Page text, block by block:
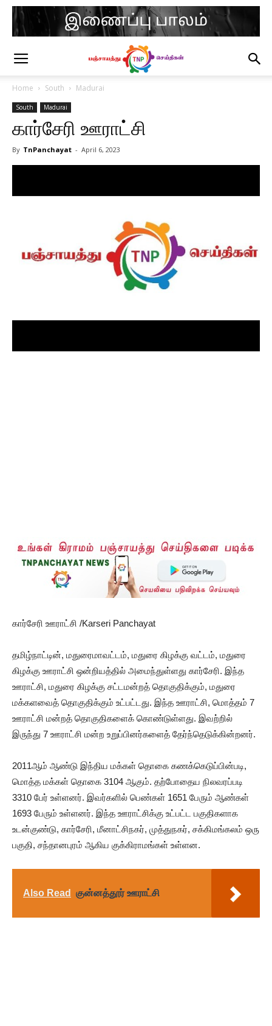
Home South Madurai
South Madurai
கார்சேரி ஊராட்சி
By TnPanchayat - April 6, 2023
கார்சேரி ஊராட்சி /Karseri Panchayat
தமிழ்நாட்டின், மதுரைமாவட்டம், மதுரை கிழக்கு வட்டம், மதுரை
கிழக்கு ஊராட்சி ஒன்றியத்தில் அமைந்துள்ளது கார்சேரி. இந்த
ஊராட்சி, மதுரை கிழக்கு சட்டமன்றத் தொகுதிக்கும், மதுரை
மக்களவைத் தொகுதிக்கும் உட்பட்டது. இந்த ஊராட்சி, மொத்தம் 7
ஊராட்சி மன்றத் தொகுதிகளைக் கொண்டுள்ளது. இவற்றில்
இருந்து 7 ஊராட்சி மன்ற உறுப்பினர்களைத் தேர்ந்தெடுக்கின்றனர்.
2011ஆம் ஆண்டு இந்திய மக்கள் தொகை கணக்கெடுப்பின்படி,
மொத்த மக்கள் தொகை 3104 ஆகும். தற்போதைய நிலவரப்படி
3310 பேர் உள்ளனர். இவர்களில் பெண்கள் 1651 பேரும் ஆண்கள்
1693 பேரும் உள்ளனர். இந்த ஊராட்சிக்கு உட்பட்ட பகுதிகளாக
உடன்குண்டு, கார்சேரி, மீனாட்சிநகர், முத்துநகர், சக்கிமங்கலம் ஒரு
பகுதி, சந்தானபுரம் ஆகிய குக்கிராமங்கள் உள்ளன.
Also Read குன்னத்தூர் ஊராட்சி